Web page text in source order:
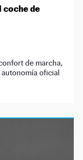
coche de
de marcha,
oficial